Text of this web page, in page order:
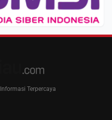
Terpercaya